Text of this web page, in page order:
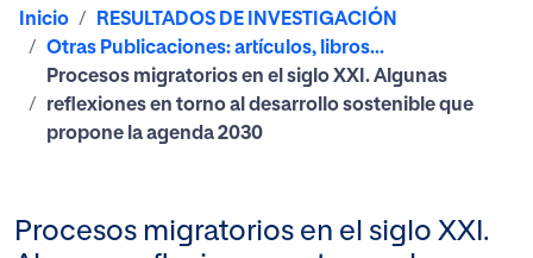
Inicio
RESULTADOS DE INVESTIGACIÓN
Otras Publicaciones: artículos, libros...
Procesos migratorios en el siglo XXI. Algunas
reflexiones en torno al desarrollo sostenible que
propone la agenda 2030
Procesos migratorios en el siglo XXI.